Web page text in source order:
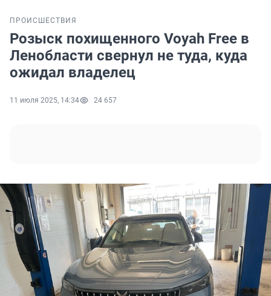
ПРОИСШЕСТВИЯ
Розыск похищенного Voyah Free в
Ленобласти свернул не туда, куда
ожидал владелец
11 июля 2025, 14:34 24 657